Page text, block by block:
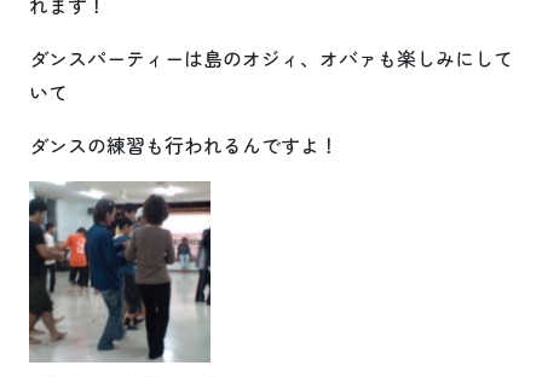
ダンスパーティーは島のオジィ、オバァも楽しみにして
いて
ダンスの練習も行われるんですよ！